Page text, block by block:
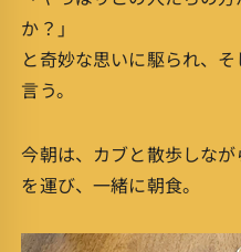
か？」
と奇妙な思いに駆られ、
言う。
今朝は、カブと散歩しな
を運び、一緒に朝食。